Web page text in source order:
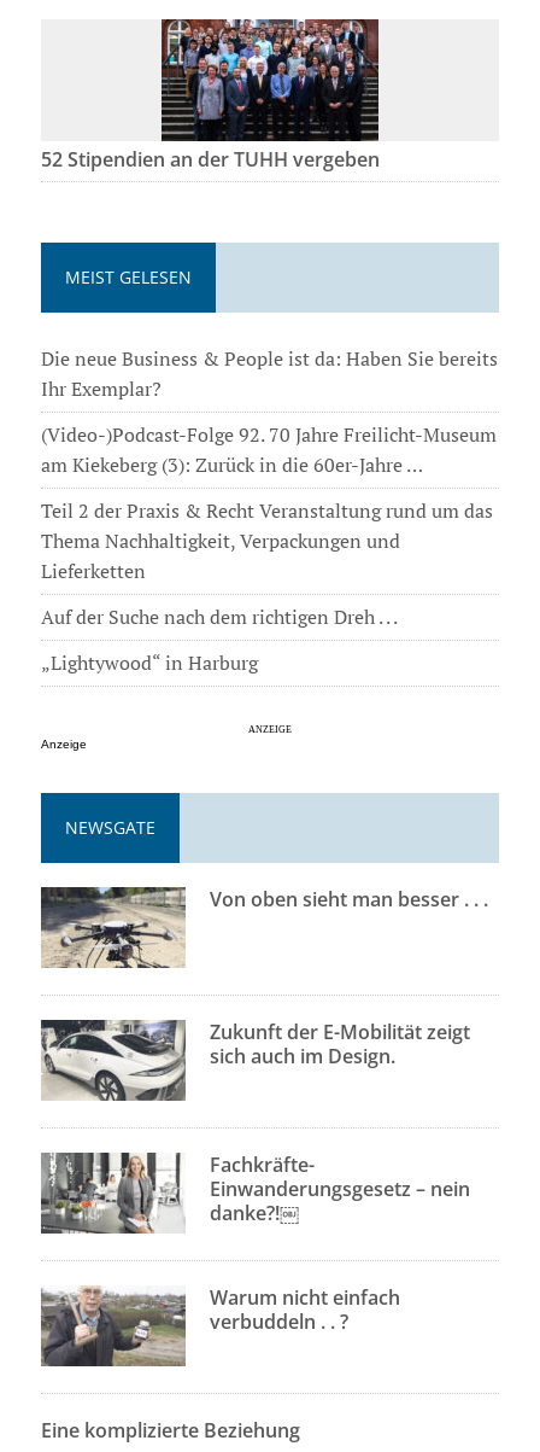
52 Stipendien an der TUHH vergeben
MEIST GELESEN
Die neue Business & People ist da: Haben Sie bereits
Ihr Exemplar?
(Video-)Podcast-Folge 92. 70 Jahre Freilicht-Museum
am Kiekeberg (3): Zurück in die 60er-Jahre …
Teil 2 der Praxis & Recht Veranstaltung rund um das
Thema Nachhaltigkeit, Verpackungen und
Lieferketten
Auf der Suche nach dem richtigen Dreh . . .
„Lightywood“ in Harburg
Anzeige
NEWSGATE
Von oben sieht man besser . . .
Zukunft der E-Mobilität zeigt
sich auch im Design.
Fachkräfte-
Einwanderungsgesetz – nein
danke?!￼
Warum nicht einfach
verbuddeln . . ?
Eine komplizierte Beziehung